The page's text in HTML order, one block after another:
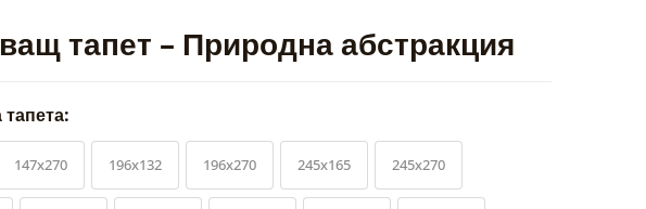
тапет – Природна абстракция
147x270 196x132 196x270 245x165 245x270